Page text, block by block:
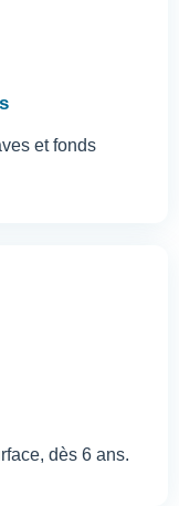
et fonds
dès 6 ans.